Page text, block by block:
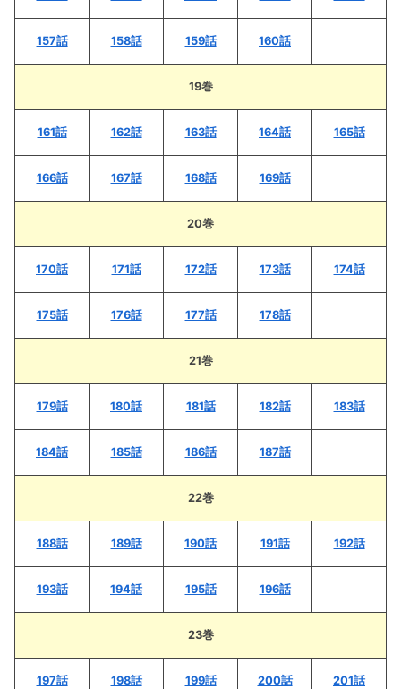
157話 158話 159話 160話
19巻
161話 162話 163話 164話 165話
166話 167話 168話 169話
20巻
170話 171話 172話 173話 174話
175話 176話 177話 178話
21巻
179話 180話 181話 182話 183話
184話 185話 186話 187話
22巻
188話 189話 190話 191話 192話
193話 194話 195話 196話
23巻
197話 198話 199話 200話 201話